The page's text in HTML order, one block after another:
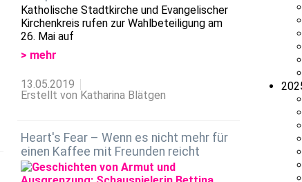
Katholische Stadtkirche und Evangelischer
Kirchenkreis rufen zur Wahlbeteiligung am
26. Mai auf
> mehr
13.05.2019
Erstellt von Katharina Blätgen
Heart's Fear – Wenn es nicht mehr für
einen Kaffee mit Freunden reicht